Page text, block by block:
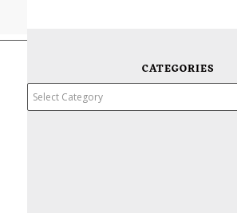
CATEGORIES
Categories